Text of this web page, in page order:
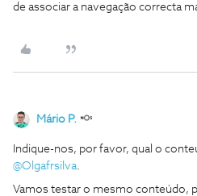
de associar a navegação correcta
Mário P.
Indique-nos, por favor, qual o
@Olgafrsilva.
Vamos testar o mesmo conteúdo,